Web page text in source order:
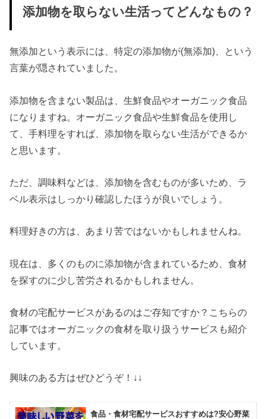
添加物を取らない生活ってどんなもの？
無添加という表示には、特定の添加物が(無添加)、という
言葉が隠されていました。
添加物を含まない製品は、生鮮食品やオーガニック食品
になりますね。オーガニック食品や生鮮食品を使用し
て、手料理をすれば、添加物を取らない生活ができるか
と思います。
ただ、調味料などは、添加物を含むものが多いため、ラ
ベル表示はしっかり確認したほうが良いでしょう。
料理好きの方は、あまり苦ではないかもしれませんね。
現在は、多くのものに添加物が含まれているため、食材
を探すのに少し苦労されるかもしれません。
食材の宅配サービスがあるのはご存知ですか？こちらの
記事ではオーガニックの食材を取り扱うサービスも紹介
しています。
興味のある方はぜひどうぞ！↓↓
食品・食材宅配サービスおすすめは?安心野菜